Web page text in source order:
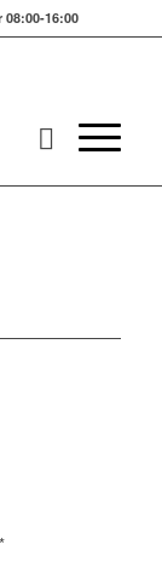
08:00-16:00
*